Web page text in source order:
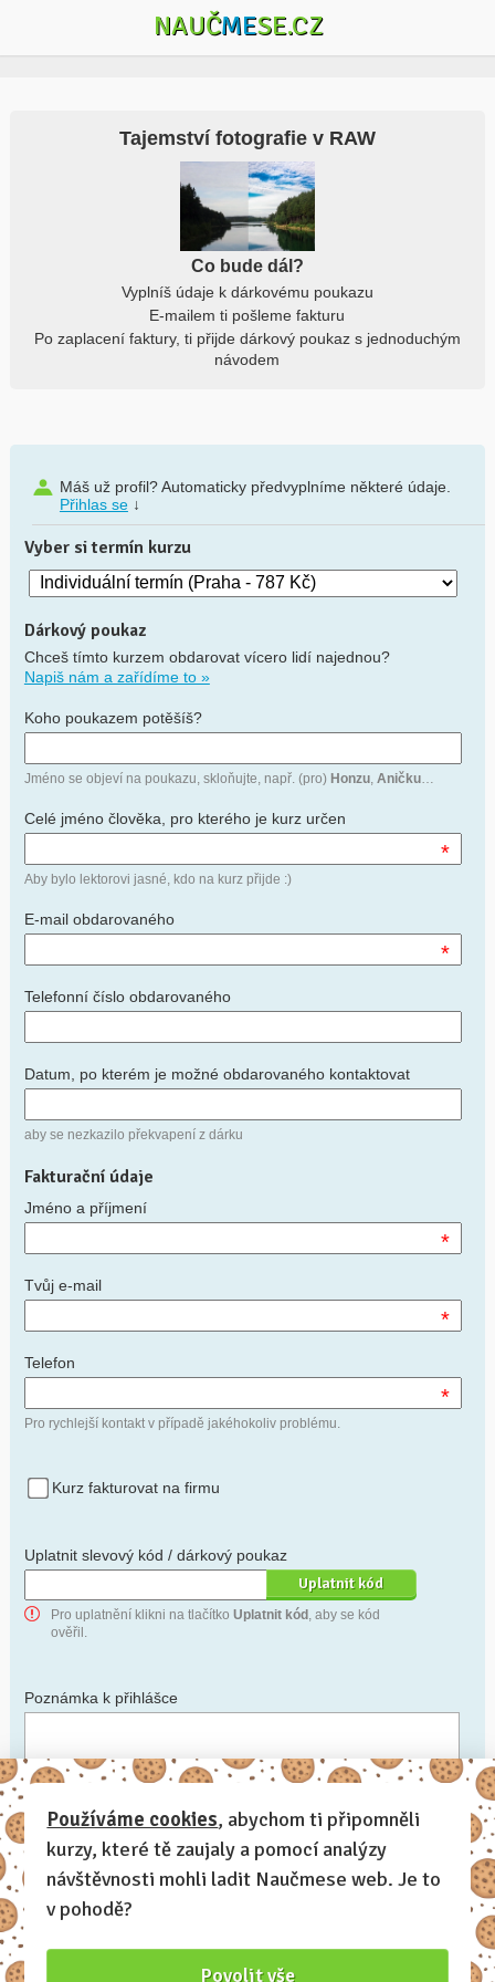
NAUČMESE.CZ
Tajemství fotografie v RAW
Co bude dál?
Vyplníš údaje k dárkovému poukazu
E-mailem ti pošleme fakturu
Po zaplacení faktury, ti přijde dárkový poukaz s jednoduchým
návodem
Máš už profil? Automaticky předvyplníme některé údaje.
Přihlas se↓
Vyber si termín kurzu
Dárkový poukaz
Chceš tímto kurzem obdarovat vícero lidí najednou?
Napiš nám a zařídíme to »
Koho poukazem potěšíš?
Jméno se objeví na poukazu, skloňujte, např. (pro) Honzu, Aničku…
Celé jméno člověka, pro kterého je kurz určen
*
Aby bylo lektorovi jasné, kdo na kurz přijde :)
E-mail obdarovaného
*
Telefonní číslo obdarovaného
Datum, po kterém je možné obdarovaného kontaktovat
aby se nezkazilo překvapení z dárku
Fakturační údaje
Jméno a příjmení
*
Tvůj e-mail
*
Telefon
*
Pro rychlejší kontakt v případě jakéhokoliv problému.
Kurz fakturovat na firmu
Uplatnit slevový kód / dárkový poukaz
Pro uplatnění klikni na tlačítko Uplatnit kód, aby se kód
ověřil.
Poznámka k přihlášce
Chceš-li se na cokoli zeptat, nebo ke své přihlášce poznamenat.
Anonymní profil – odesláním přihlášky se automaticky
vytvoří tvůj profil na Naučmese. Zatrhni tuto volbu a profil
bude skrytý.
Chci dostávat Naučmese newsletter
Používáme cookies, abychom ti připomněli
kurzy, které tě zaujaly a pomocí analýzy
návštěvnosti mohli ladit Naučmese web. Je to
v pohodě?
Povolit vše